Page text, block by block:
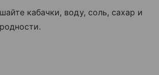
кабачки, воду, соль, сахар и